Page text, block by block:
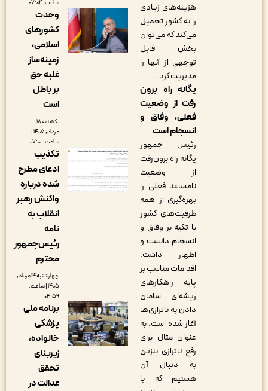
هزینه‌های زیادی
را به کشور تحمیل
می‌کند که می‌توان
بخش قابل
توجهی از آنها را
مدیریت کرد.
یگانه راه برون
رفت از وضعیت
فعلی، وفاق و
انسجام است
رئیس جمهور
یگانه راه برون‌رفت
از وضعیت
نامساعد فعلی را
بهره‌گیری از همه
ظرفیت‌های کشور
با تکیه بر وفاق و
انسجام دانست و
اظهار داشت:
اقدامات مناسب بر
پایه راهکارهای
ریشه‌ای سامان
دادن به ناترازی‌ها
آغاز شده است. به
عنوان مثال برای
رفع ناترازی بنزین
به دنبال آن
هستیم که با
وحدت
کشورهای
اسلامی،
زمینه‌ساز
غلبه حق
مرداد, ۱۴۰۵ |
تکذیب
ادعای مطرح
شده درباره
واکنش رهبر
انقلاب به
رئیس‌جمهور
چهارشنبه ۱۴ مرداد,
۱۴۰۵ | ساعت:
برنامه ملی
پزشکی
خانواده،
عدالت در